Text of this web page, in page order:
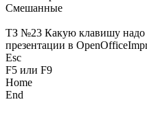
Смешанные
ТЗ №23 Какую клавишу надо
презентации в
Esc
F5 или F9
Home
End